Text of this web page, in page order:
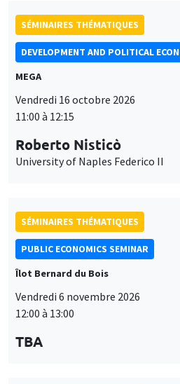
DEVELOPMENT AND POLITICAL
MEGA
Vendredi 16 octobre 2026
11:00 à 12:15
Roberto Nisticò
University of Naples Federico II
PUBLIC ECONOMICS SEMINAR
Îlot Bernard du Bois
Vendredi 6 novembre 2026
12:00 à 13:00
TBA
des
Ce site utilise des cookies et des
contenus multimédias. Vous êtes libre